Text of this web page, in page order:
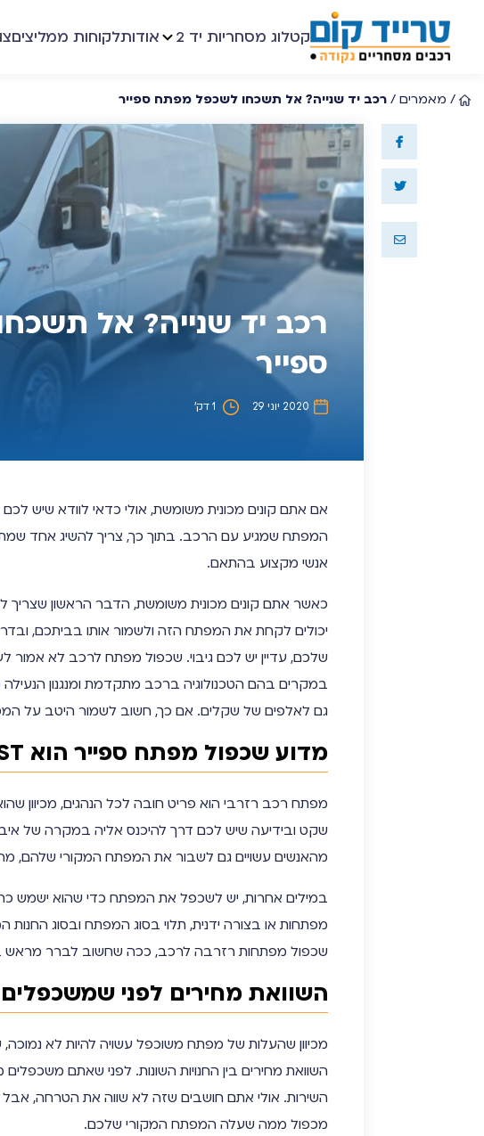
קטלוג מסחריות יד 2 אודותלקוחות ממליצים
/ מאמרים / רכב יד שנייה? אל תשכחו לשכפל מפתח ספייר
רכב יד שנייה? אל
ספייר
2020 יוני 29 1 דק’
אם אתם קונים מכונית משומשת, אולי כדאי לוודא שיש
המפתח שמגיע עם הרכב. בתוך כך, צריך להשיג אחד
אנשי מקצוע בהתאם.
כאשר אתם קונים מכונית משומשת, הדבר הראשון
יכולים לקחת את המפתח הזה ולשמור אותו בביתכם,
שלכם, עדיין יש לכם גיבוי. שכפול מפתח לרכב לא אמור
במקרים בהם הטכנולוגיה ברכב מתקדמת ומנגנון
גם לאלפים של שקלים. אם כך, חשוב לשמור היטב על
מדוע שכפול מפתח ספייר הוא MUST?
מפתח רכב רזרבי הוא פריט חובה לכל הנהגים, מכיוון
שקט ובידיעה שיש לכם דרך להיכנס אליה במקרה של
מהאנשים עשויים גם לשבור את המפתח המקורי שלהם,
במילים אחרות, יש לשכפל את המפתח כדי שהוא ישמש
מפתחות או בצורה ידנית, תלוי בסוג המפתח ובסוג
שכפול מפתחות רזרבה לרכב, ככה שחשוב לברר מראש
השוואת מחירים לפני
מכיוון שהעלות של מפתח משוכפל עשויה להיות לא נמוכה,
השוואת מחירים בין החנויות השונות. לפני שאתם
השירות. אולי אתם חושבים שזה לא שווה את הטרחה, אבל
מכפול ממה שעלה המפתח המקורי שלכם.